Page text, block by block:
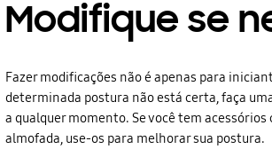
Modifique se
Fazer modificações não é apenas para
determinada postura não está certa, faça
a qualquer momento. Se você tem acessórios
almofada, use-os para melhorar sua postura.